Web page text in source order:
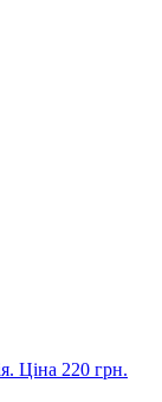
Ціна 220 грн.